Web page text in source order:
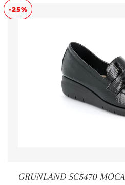
-25%
GRUNLAND SC5470